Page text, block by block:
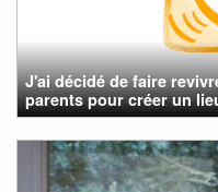
J'ai décidé de faire
parents pour créer un